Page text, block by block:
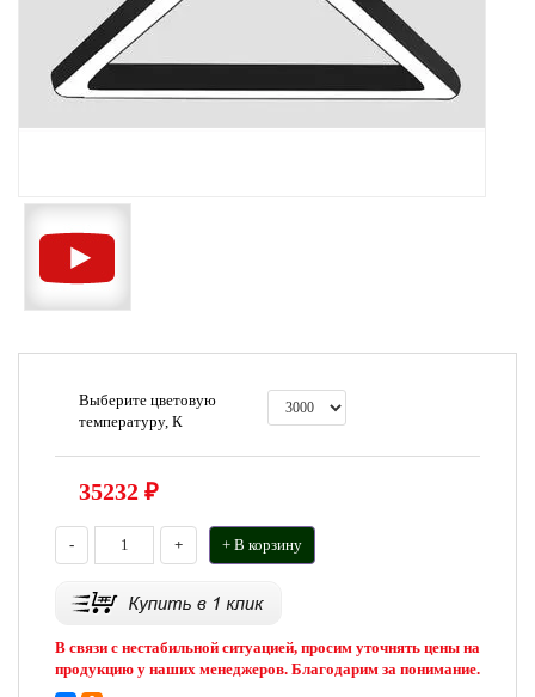
Выберите цветовую
температуру, К
35232 ₽
- + + В корзину
В связи с нестабильной ситуацией, просим уточнять цены на
продукцию у наших менеджеров. Благодарим за понимание.